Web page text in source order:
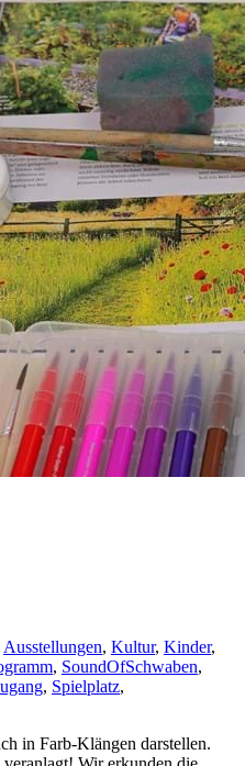
Ausstellungen, Kultur, Kinder,
, SoundOfSchwaben,
, Spielplatz,
in Farb-Klängen darstellen.